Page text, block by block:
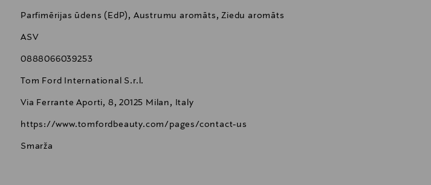
Parfimērijas ūdens (EdP), Austrumu aromāts, Ziedu aromāts
ASV
0888066039253
Tom Ford International S.r.l.
Via Ferrante Aporti, 8, 20125 Milan, Italy
https://www.tomfordbeauty.com/pages/contact-us
Smarža